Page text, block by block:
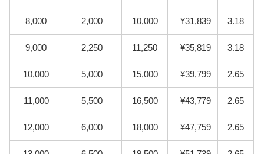
8,000 2,000 10,000 ¥31,839 3.18
9,000 2,250 11,250 ¥35,819 3.18
10,000 5,000 15,000 ¥39,799 2.65
11,000 5,500 16,500 ¥43,779 2.65
12,000 6,000 18,000 ¥47,759 2.65